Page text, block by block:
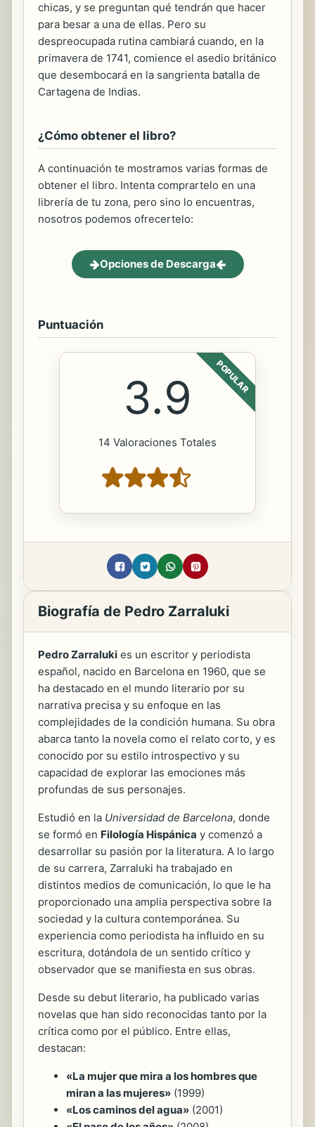
chicas, y se preguntan qué tendrán que hacer
para besar a una de ellas. Pero su
despreocupada rutina cambiará cuando, en la
primavera de 1741, comience el asedio británico
que desembocará en la sangrienta batalla de
Cartagena de Indias.
¿Cómo obtener el libro?
A continuación te mostramos varias formas de
obtener el libro. Intenta comprartelo en una
librería de tu zona, pero sino lo encuentras,
nosotros podemos ofrecertelo:
Opciones de Descarga
Puntuación
POPULAR
3.9
14 Valoraciones Totales
Biografía de Pedro Zarraluki
Pedro Zarraluki es un escritor y periodista
español, nacido en Barcelona en 1960, que se
ha destacado en el mundo literario por su
narrativa precisa y su enfoque en las
complejidades de la condición humana. Su obra
abarca tanto la novela como el relato corto, y es
conocido por su estilo introspectivo y su
capacidad de explorar las emociones más
profundas de sus personajes.
Estudió en la Universidad de Barcelona, donde
se formó en Filología Hispánica y comenzó a
desarrollar su pasión por la literatura. A lo largo
de su carrera, Zarraluki ha trabajado en
distintos medios de comunicación, lo que le ha
proporcionado una amplia perspectiva sobre la
sociedad y la cultura contemporánea. Su
experiencia como periodista ha influido en su
escritura, dotándola de un sentido crítico y
observador que se manifiesta en sus obras.
Desde su debut literario, ha publicado varias
novelas que han sido reconocidas tanto por la
crítica como por el público. Entre ellas,
destacan:
«La mujer que mira a los hombres que
miran a las mujeres» (1999)
«Los caminos del agua» (2001)